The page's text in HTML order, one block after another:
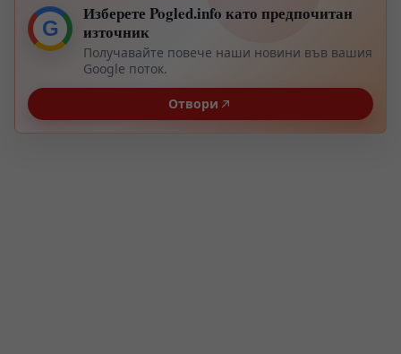
G
Изберете Pogled.info като предпочитан
източник
Получавайте повече наши новини във вашия
Google поток.
Отвори